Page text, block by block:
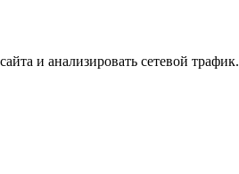
и анализировать сетевой трафик.